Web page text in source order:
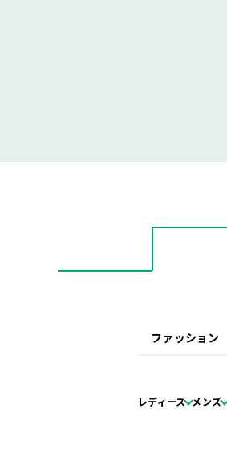
ファッション
レディース メンズ